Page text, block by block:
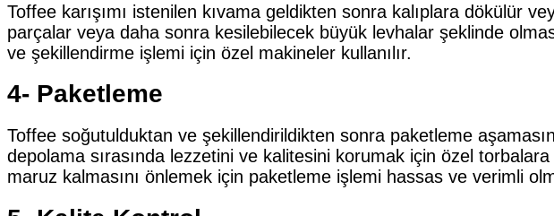
Toffee karışımı istenilen kıvama geldikten sonra kalıplara dökülür
parçalar veya daha sonra kesilebilecek büyük levhalar şeklinde
ve şekillendirme işlemi için özel makineler kullanılır.
4- Paketleme
Toffee soğutulduktan ve şekillendirildikten sonra paketleme
depolama sırasında lezzetini ve kalitesini korumak için özel
maruz kalmasını önlemek için paketleme işlemi hassas ve verimli